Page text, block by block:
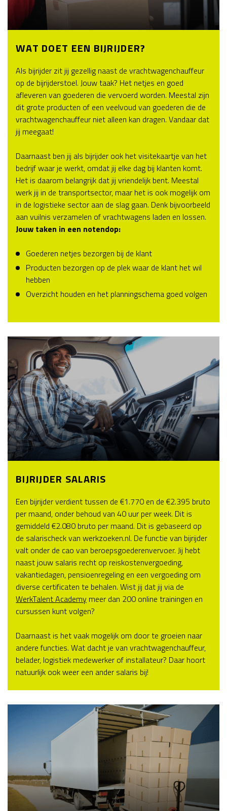
WAT DOET EEN BIJRIJDER?
Als bijrijder zit jij gezellig naast de vrachtwagenchauffeur
op de bijrijderstoel. Jouw taak? Het netjes en goed
afleveren van goederen die vervoerd worden. Meestal zijn
dit grote producten of een veelvoud van goederen die de
vrachtwagenchauffeur niet alleen kan dragen. Vandaar dat
jij meegaat!
Daarnaast ben jij als bijrijder ook het visitekaartje van het
bedrijf waar je werkt, omdat jij elke dag bij klanten komt.
Het is daarom belangrijk dat jij vriendelijk bent. Meestal
werk jij in de transportsector, maar het is ook mogelijk om
in de logistieke sector aan de slag gaan. Denk bijvoorbeeld
aan vuilnis verzamelen of vrachtwagens laden en lossen.
Jouw taken in een notendop:
Goederen netjes bezorgen bij de klant
Producten bezorgen op de plek waar de klant het wil
hebben
Overzicht houden en het planningschema goed volgen
BIJRIJDER SALARIS
Een bijrijder verdient tussen de €1.770 en de €2.395 bruto
per maand, onder behoud van 40 uur per week. Dit is
gemiddeld €2.080 bruto per maand. Dit is gebaseerd op
de salarischeck van werkzoeken.nl. De functie van bijrijder
valt onder de cao van beroepsgoederenvervoer. Jij hebt
naast jouw salaris recht op reiskostenvergoeding,
vakantiedagen, pensioenregeling en een vergoeding om
diverse certificaten te behalen. Wist jij dat jij via de
WerkTalent Academy meer dan 200 online trainingen en
cursussen kunt volgen?
Daarnaast is het vaak mogelijk om door te groeien naar
andere functies. Wat dacht je van vrachtwagenchauffeur,
belader, logistiek medewerker of installateur? Daar hoort
natuurlijk ook weer een ander salaris bij!